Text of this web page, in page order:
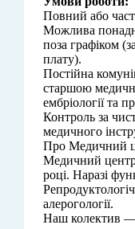
Повний або
Можлива
поза графіком
плату).
Постійна
старшою
ембріології та
Контроль за
медичного
Про Медичний
Медичний
році. Наразі
алерогології.
Наш колектив —